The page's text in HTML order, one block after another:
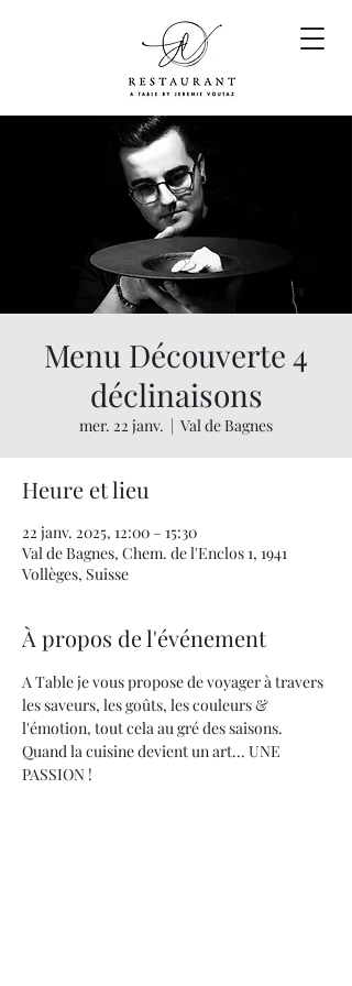
Menu Découverte 4
déclinaisons
mer. 22 janv.
  |
Val de Bagnes
Heure et lieu
22 janv. 2025, 12:00 – 15:30
Val de Bagnes, Chem. de l'Enclos 1, 1941
Vollèges, Suisse
À propos de l'événement
A Table je vous propose de voyager à travers
les saveurs, les goûts, les couleurs &
l'émotion, tout cela au gré des saisons.
Quand la cuisine devient un art... UNE
PASSION !